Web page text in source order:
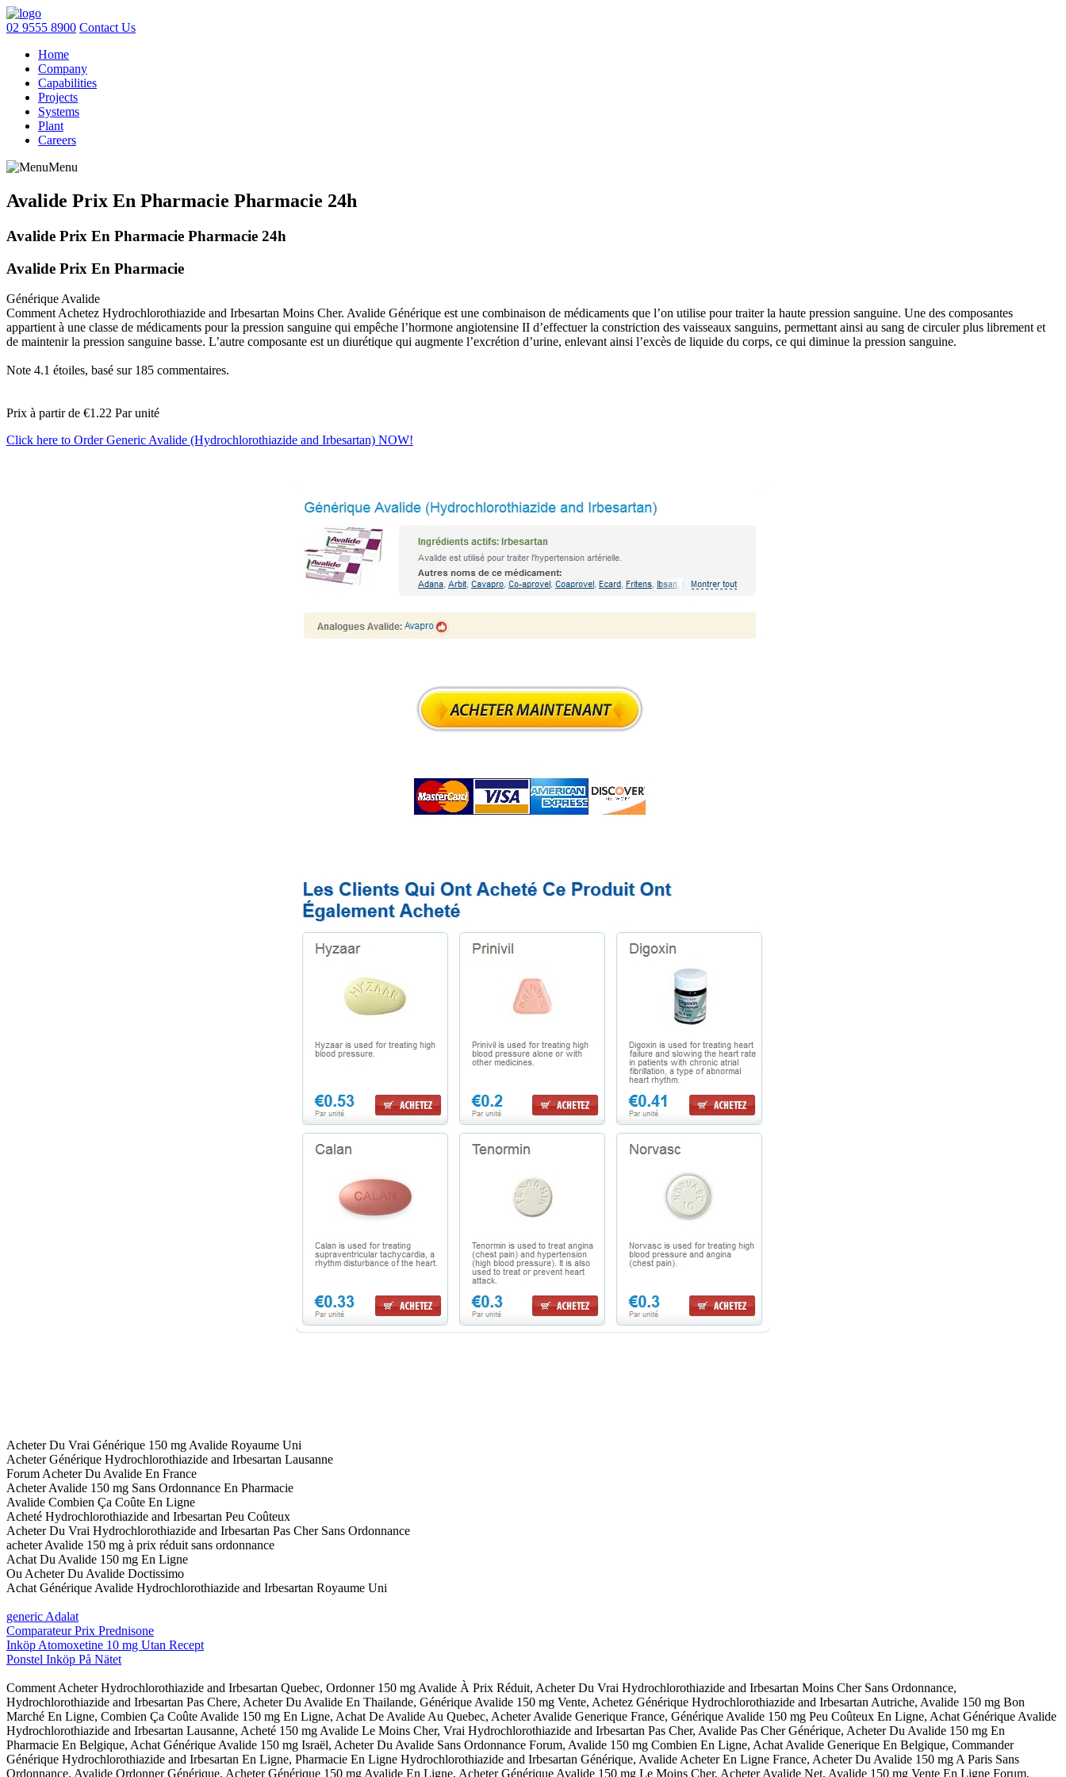
02 9555 8900 Contact Us
Home
Company
Capabilities
Projects
Systems
Plant
Careers
Menu
Avalide Prix En Pharmacie Pharmacie 24h
Avalide Prix En Pharmacie Pharmacie 24h
Avalide Prix En Pharmacie
Générique Avalide
Comment Achetez Hydrochlorothiazide and Irbesartan Moins Cher. Avalide Générique est une combinaison de médicaments que l’on utilise pour traiter la haute pression sanguine. Une des composantes
appartient à une classe de médicaments pour la pression sanguine qui empêche l’hormone angiotensine II d’effectuer la constriction des vaisseaux sanguins, permettant ainsi au sang de circuler plus librement et
de maintenir la pression sanguine basse. L’autre composante est un diurétique qui augmente l’excrétion d’urine, enlevant ainsi l’excès de liquide du corps, ce qui diminue la pression sanguine.
Note 4.1 étoiles, basé sur 185 commentaires.
Prix à partir de €1.22 Par unité
Click here to Order Generic Avalide (Hydrochlorothiazide and Irbesartan) NOW!
Acheter Du Vrai Générique 150 mg Avalide Royaume Uni
Acheter Générique Hydrochlorothiazide and Irbesartan Lausanne
Forum Acheter Du Avalide En France
Acheter Avalide 150 mg Sans Ordonnance En Pharmacie
Avalide Combien Ça Coûte En Ligne
Acheté Hydrochlorothiazide and Irbesartan Peu Coûteux
Acheter Du Vrai Hydrochlorothiazide and Irbesartan Pas Cher Sans Ordonnance
acheter Avalide 150 mg à prix réduit sans ordonnance
Achat Du Avalide 150 mg En Ligne
Ou Acheter Du Avalide Doctissimo
Achat Générique Avalide Hydrochlorothiazide and Irbesartan Royaume Uni
generic Adalat
Comparateur Prix Prednisone
Inköp Atomoxetine 10 mg Utan Recept
Ponstel Inköp På Nätet
Comment Acheter Hydrochlorothiazide and Irbesartan Quebec, Ordonner 150 mg Avalide À Prix Réduit, Acheter Du Vrai Hydrochlorothiazide and Irbesartan Moins Cher Sans Ordonnance,
Hydrochlorothiazide and Irbesartan Pas Chere, Acheter Du Avalide En Thailande, Générique Avalide 150 mg Vente, Achetez Générique Hydrochlorothiazide and Irbesartan Autriche, Avalide 150 mg Bon
Marché En Ligne, Combien Ça Coûte Avalide 150 mg En Ligne, Achat De Avalide Au Quebec, Acheter Avalide Generique France, Générique Avalide 150 mg Peu Coûteux En Ligne, Achat Générique Avalide
Hydrochlorothiazide and Irbesartan Lausanne, Acheté 150 mg Avalide Le Moins Cher, Vrai Hydrochlorothiazide and Irbesartan Pas Cher, Avalide Pas Cher Générique, Acheter Du Avalide 150 mg En
Pharmacie En Belgique, Achat Générique Avalide 150 mg Israël, Acheter Du Avalide Sans Ordonnance Forum, Avalide 150 mg Combien En Ligne, Achat Avalide Generique En Belgique, Commander
Générique Hydrochlorothiazide and Irbesartan En Ligne, Pharmacie En Ligne Hydrochlorothiazide and Irbesartan Générique, Avalide Acheter En Ligne France, Acheter Du Avalide 150 mg A Paris Sans
Ordonnance, Avalide Ordonner Générique, Acheter Générique 150 mg Avalide En Ligne, Acheter Générique Avalide 150 mg Le Moins Cher, Acheter Avalide Net, Avalide 150 mg Vente En Ligne Forum,